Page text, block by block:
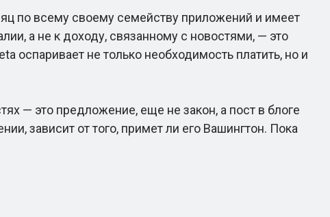
по всему своему семейству приложений и имеет
а не к доходу, связанному с новостями, — это
оспаривает не только необходимость платить, но и
— это предложение, еще не закон, а пост в блоге
зависит от того, примет ли его Вашингтон. Пока